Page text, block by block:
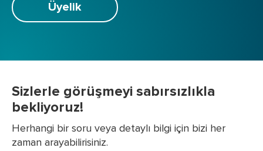
Üyelik
Sizlerle görüşmeyi sabırsızlıkla
bekliyoruz!
Herhangi bir soru veya detaylı bilgi için bizi her
zaman arayabilirisiniz.